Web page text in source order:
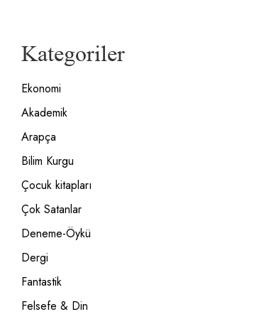
Kategoriler
Ekonomi
Akademik
Arapça
Bilim Kurgu
Çocuk kitapları
Çok Satanlar
Deneme-Öykü
Dergi
Fantastik
Felsefe & Din